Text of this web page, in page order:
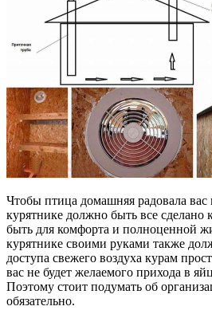
Чтобы птица домашняя радовала вас
курятнике должно быть все сделано
быть для комфорта и полноценной
курятнике своими руками также
доступа свежего воздуха курам
вас не будет желаемого прихода в
Поэтому стоит подумать об
обязательно.